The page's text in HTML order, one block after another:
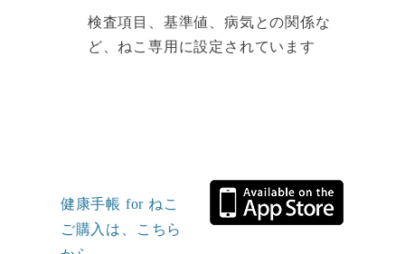
検査項目、基準値、病気との関係な
ど、ねこ専用に設定されています
健康手帳 for ねこ
ご購入は、こちら